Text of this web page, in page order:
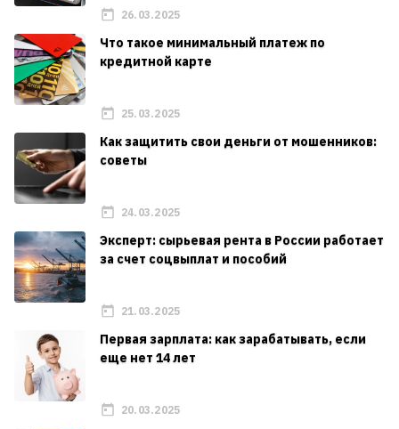
26.03.2025
Что такое минимальный платеж по
кредитной карте
25.03.2025
Как защитить свои деньги от мошенников:
советы
24.03.2025
Эксперт: сырьевая рента в России работает
за счет соцвыплат и пособий
21.03.2025
Первая зарплата: как зарабатывать, если
еще нет 14 лет
20.03.2025